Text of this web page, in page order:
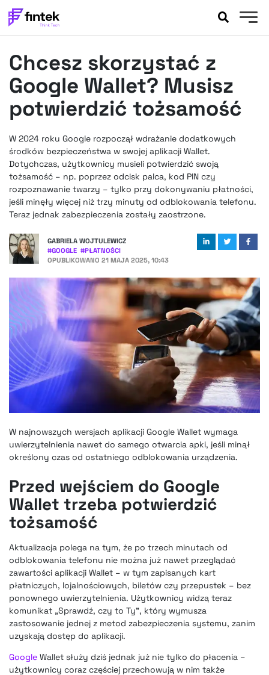
BANKOWOŚĆ
EVENTY
FELIETONY
WYWIADY
PODCASTY
FINTEKEXTRA
OKIEM EKSPERTA
Chcesz skorzystać z
Google Wallet? Musisz
potwierdzić tożsamość
W 2024 roku Google rozpoczął wdrażanie dodatkowych
środków bezpieczeństwa w swojej aplikacji Wallet.
Dotychczas, użytkownicy musieli potwierdzić swoją
tożsamość – np. poprzez odcisk palca, kod PIN czy
rozpoznawanie twarzy – tylko przy dokonywaniu płatności,
jeśli minęły więcej niż trzy minuty od odblokowania telefonu.
Teraz jednak zabezpieczenia zostały zaostrzone.
GABRIELA WOJTULEWICZ
#GOOGLE #PŁATNOŚCI
OPUBLIKOWANO 21 MAJA 2025, 10:43
W najnowszych wersjach aplikacji Google Wallet wymaga
uwierzytelnienia nawet do samego otwarcia apki, jeśli minął
określony czas od ostatniego odblokowania urządzenia.
Przed wejściem do Google
Wallet trzeba potwierdzić
tożsamość
Aktualizacja polega na tym, że po trzech minutach od
odblokowania telefonu nie można już nawet przeglądać
zawartości aplikacji Wallet – w tym zapisanych kart
płatniczych, lojalnościowych, biletów czy przepustek – bez
ponownego uwierzytelnienia. Użytkownicy widzą teraz
komunikat „Sprawdź, czy to Ty”, który wymusza
zastosowanie jednej z metod zabezpieczenia systemu, zanim
uzyskają dostęp do aplikacji.
Google Wallet służy dziś jednak już nie tylko do płacenia –
użytkownicy coraz częściej przechowują w nim także